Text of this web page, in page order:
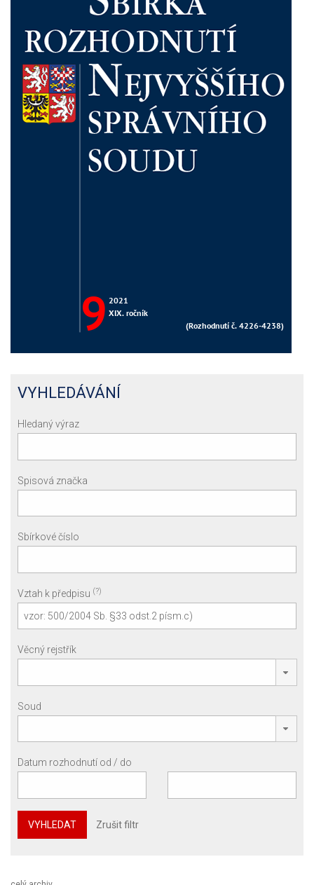
VYHLEDÁVÁNÍ
Hledaný výraz
Spisová značka
Sbírkové číslo
Vztah k předpisu (?)
Věcný rejstřík
Soud
Datum rozhodnutí od / do
VYHLEDAT Zrušit filtr